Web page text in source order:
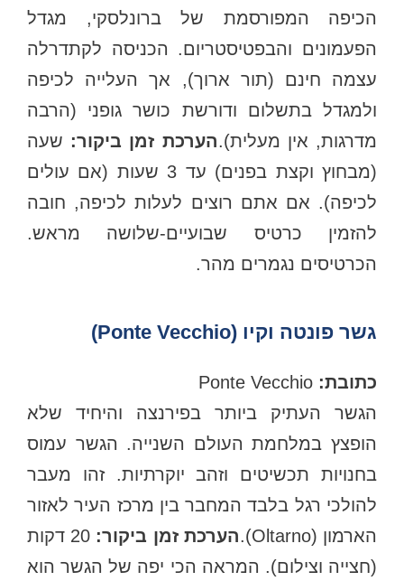
הכיפה המפורסמת של ברונלסקי, מגדל
הפעמונים והבפטיסטריום. הכניסה לקתדרלה
עצמה חינם (תור ארוך), אך העלייה לכיפה
ולמגדל בתשלום ודורשת כושר גופני (הרבה
מדרגות, אין מעלית).הערכת זמן ביקור:שעה
(מבחוץ וקצת בפנים) עד 3 שעות (אם עולים
לכיפה). אם אתם רוצים לעלות לכיפה, חובה
להזמין כרטיס שבועיים-שלושה מראש.
הכרטיסים נגמרים מהר.
גשר פונטה וקיו (Ponte Vecchio)
כתובת:Ponte Vecchio
הגשר העתיק ביותר בפירנצה והיחיד שלא
הופצץ במלחמת העולם השנייה. הגשר עמוס
בחנויות תכשיטים וזהב יוקרתיות. זהו מעבר
להולכי רגל בלבד המחבר בין מרכז העיר לאזור
הארמון (Oltarno).
הערכת זמן ביקור:
20 דקות
(חצייה וצילום). המראה הכי יפה של הגשר הוא